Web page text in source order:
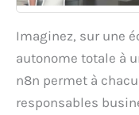
Imaginez, sur une
autonome totale à
n8n permet à
responsables